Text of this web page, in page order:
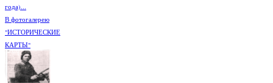
года)...
В фотогалерею
"ИСТОРИЧЕСКИЕ
КАРТЫ"